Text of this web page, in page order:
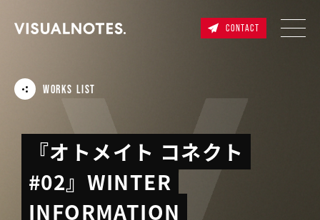
CONTACT
WORKS LIST
『オトメイト コネクト
#02』WINTER
INFORMATION